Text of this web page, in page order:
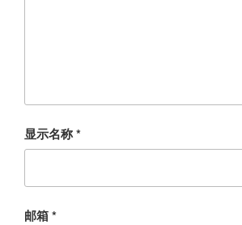
显示名称*
邮箱*